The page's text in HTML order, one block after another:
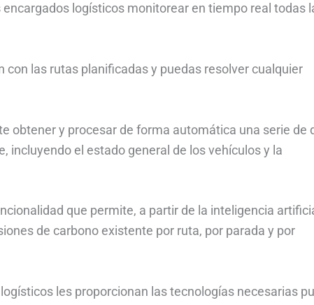
logísticos monitorear en tiempo real todas
las rutas planificadas y puedas resolver cualquier
obtener y procesar de forma automática una serie de
incluyendo el estado general de los vehículos y la
que permite, a partir de la inteligencia
de carbono existente por ruta, por parada y por
les proporcionan las tecnologías necesarias